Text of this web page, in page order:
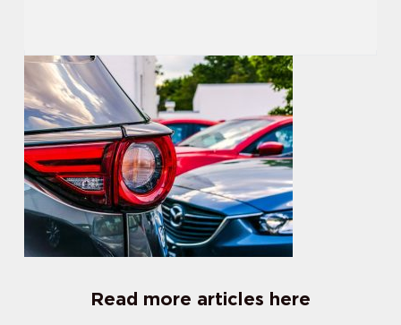
Read more articles here